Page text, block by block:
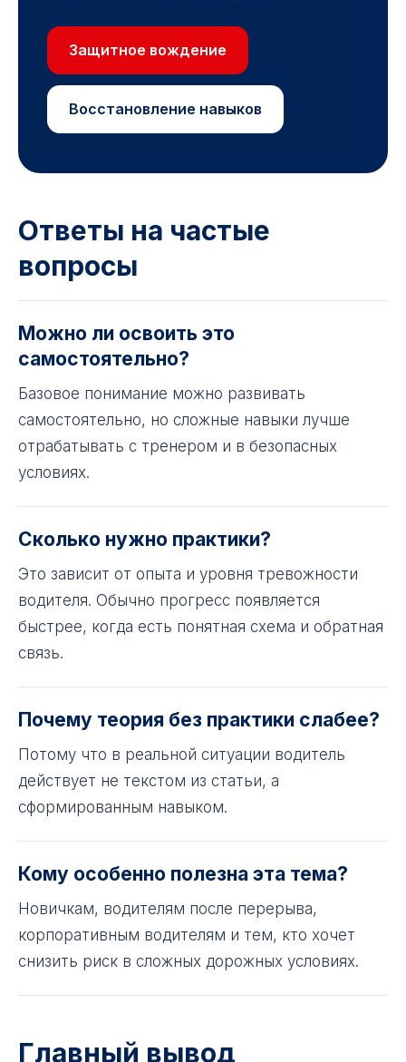
Защитное вождение
Восстановление навыков
Ответы на частые
вопросы
Можно ли освоить это
самостоятельно?
Базовое понимание можно развивать
самостоятельно, но сложные навыки лучше
отрабатывать с тренером и в безопасных
условиях.
Сколько нужно практики?
Это зависит от опыта и уровня тревожности
водителя. Обычно прогресс появляется
быстрее, когда есть понятная схема и обратная
связь.
Почему теория без практики слабее?
Потому что в реальной ситуации водитель
действует не текстом из статьи, а
сформированным навыком.
Кому особенно полезна эта тема?
Новичкам, водителям после перерыва,
корпоративным водителям и тем, кто хочет
снизить риск в сложных дорожных условиях.
Главный вывод